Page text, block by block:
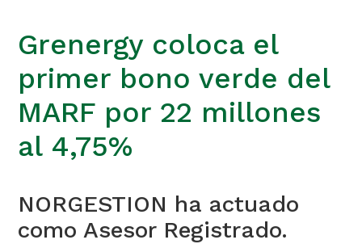
Grenergy coloca el
primer bono verde del
MARF por 22 millones
al 4,75%
NORGESTION ha actuado
como Asesor Registrado.